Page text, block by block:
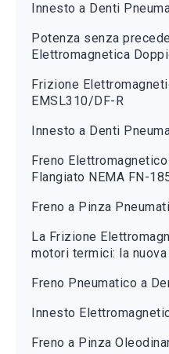
Innesto a Denti
Potenza senza
Elettromagnetica
Frizione
EMSL310/DF-R
Innesto a Denti
Freno
Flangiato NEMA FN-
Freno a Pinza
La Frizione
motori termici: la nuova
Freno Pneumatico a
Innesto
Freno a Pinza